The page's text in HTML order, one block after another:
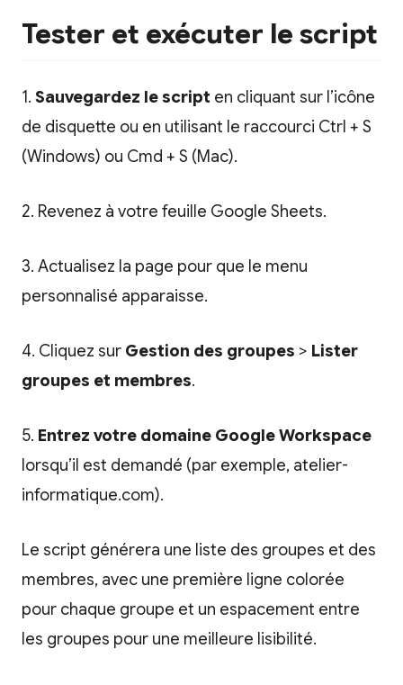
Tester et exécuter le script
1. Sauvegardez le script en cliquant sur l’icône
de disquette ou en utilisant le raccourci Ctrl + S
(Windows) ou Cmd + S (Mac).
2. Revenez à votre feuille Google Sheets.
3. Actualisez la page pour que le menu
personnalisé apparaisse.
4. Cliquez sur Gestion des groupes > Lister
groupes et membres.
5. Entrez votre domaine Google Workspace
lorsqu’il est demandé (par exemple, atelier-
informatique.com).
Le script générera une liste des groupes et des
membres, avec une première ligne colorée
pour chaque groupe et un espacement entre
les groupes pour une meilleure lisibilité.